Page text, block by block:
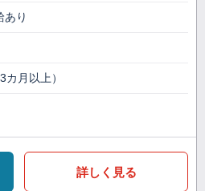
あり
月以上）
詳しく見る